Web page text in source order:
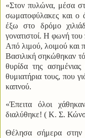
«Στον πυλώνα, μέσα
σωματοφύλακες και ο
έξω στο δρόμο
γονατιστοί. Η φωνή του
Από λιμού, λοιμού
Βασιλική σηκώθηκαν
θυρίδα της
θυμιατήρια τους, που
καπνού.
«Έπειτα όλοι
διαλύθηκε! ( Κ. Σ.
Θέλησα σήμερα